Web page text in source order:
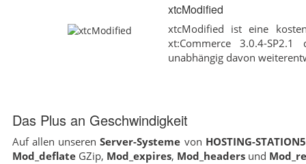
xtcModified
xtcModified ist eine
xt:Commerce 3.0.4-
unabhängig davon
Das Plus an Geschwindigkeit
Auf allen unserenServer-Systeme von HOSTING-
Mod_deflate GZip, Mod_expires, Mod_headers und